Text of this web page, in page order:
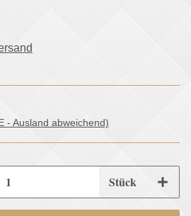
- Ausland abweichend)
Stück